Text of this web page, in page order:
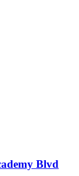
Blvd